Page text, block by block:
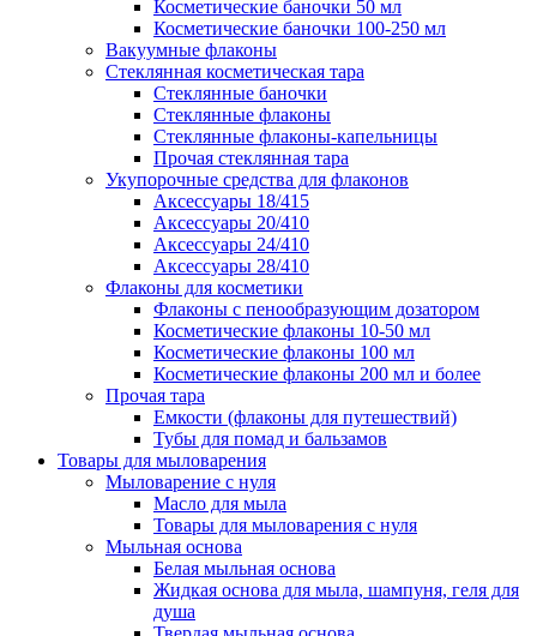
Косметические баночки 50 мл
Косметические баночки 100-250 мл
Вакуумные флаконы
Стеклянная косметическая тара
Стеклянные баночки
Стеклянные флаконы
Стеклянные флаконы-капельницы
Прочая стеклянная тара
Укупорочные средства для флаконов
Аксессуары 18/415
Аксессуары 20/410
Аксессуары 24/410
Аксессуары 28/410
Флаконы для косметики
Флаконы с пенообразующим дозатором
Косметические флаконы 10-50 мл
Косметические флаконы 100 мл
Косметические флаконы 200 мл и более
Прочая тара
Емкости (флаконы для путешествий)
Тубы для помад и бальзамов
Товары для мыловарения
Мыловарение с нуля
Масло для мыла
Товары для мыловарения с нуля
Мыльная основа
Белая мыльная основа
Жидкая основа для мыла, шампуня, геля для
душа